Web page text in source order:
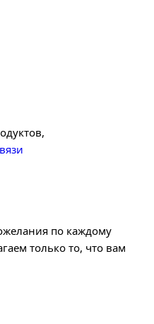
по каждому
только то, что вам